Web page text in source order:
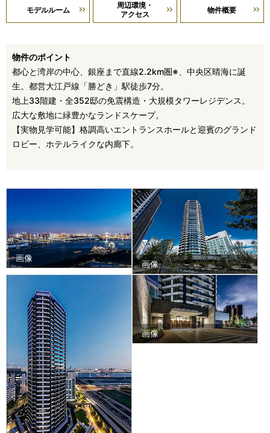
モデルルーム
周辺環境・
アクセス
物件概要
物件のポイント
都心と湾岸の中心、銀座まで直線2.2km圏※、中央区晴海に誕
生。都営大江戸線「勝どき」駅徒歩7分。
地上33階建・全352邸の免震構造・大規模タワーレジデンス。
広大な敷地に緑豊かなランドスケープ。
【実物見学可能】格調高いエントランスホールと迎賓のグランド
ロビー、ホテルライクな内廊下。
画像
画像
画像